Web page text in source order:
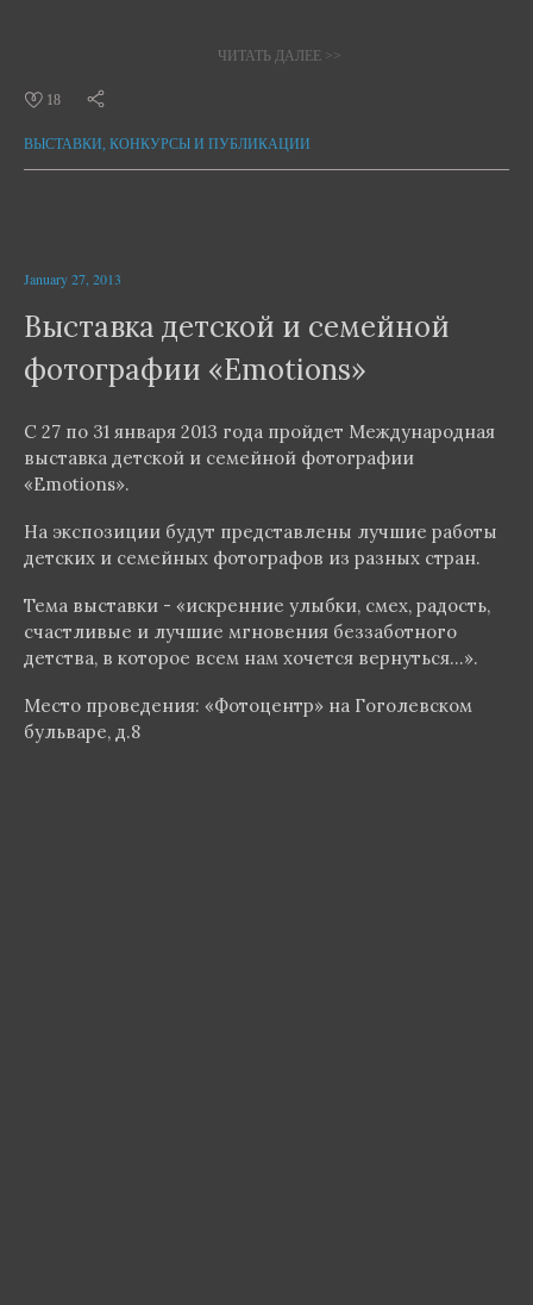
ЧИТАТЬ ДАЛЕЕ >>
18
ВЫСТАВКИ, КОНКУРСЫ И ПУБЛИКАЦИИ
January 27, 2013
Выставка детской и семейной
фотографии «Emotions»
С 27 по 31 января 2013 года пройдет Международная
выставка детской и семейной фотографии
«Emotions».
На экспозиции будут представлены лучшие работы
детских и семейных фотографов из разных стран.
Тема выставки - «искренние улыбки, смех, радость,
счастливые и лучшие мгновения беззаботного
детства, в которое всем нам хочется вернуться…».
Место проведения: «Фотоцентр» на Гоголевском
бульваре, д.8